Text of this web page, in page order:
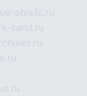
e-abis1c.ru
sand.ru